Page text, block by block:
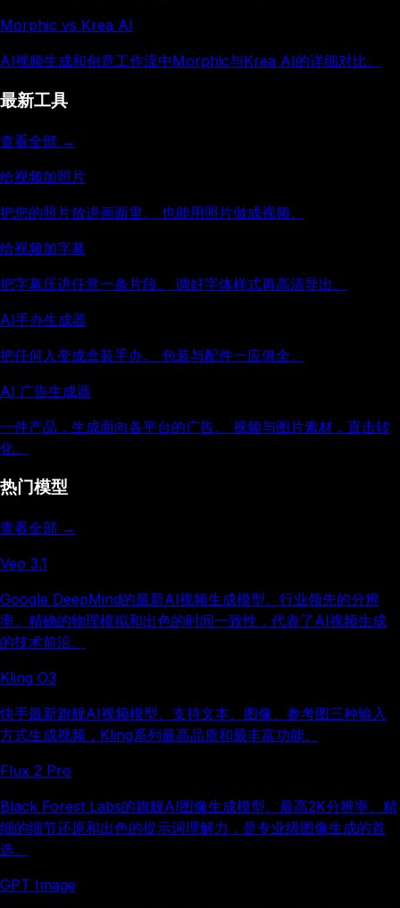
Morphic vs Krea AI
AI视频生成和创意工作流中Morphic与Krea AI的详细对比。
最新工具
查看全部 →
给视频加照片
把您的照片放进画面里。 也能用照片做成视频。
给视频加字幕
把字幕压进任意一条片段。 调好字体样式再高清导出。
AI手办生成器
把任何人变成盒装手办。 包装与配件一应俱全。
AI 广告生成器
一件产品，生成面向各平台的广告。 视频与图片素材，直击转
化。
热门模型
查看全部 →
Veo 3.1
Google DeepMind的最新AI视频生成模型。行业领先的分辨
率、精确的物理模拟和出色的时间一致性，代表了AI视频生成
的技术前沿。
Kling O3
快手最新旗舰AI视频模型。支持文本、图像、参考图三种输入
方式生成视频，Kling系列最高品质和最丰富功能。
Flux 2 Pro
Black Forest Labs的旗舰AI图像生成模型。最高2K分辨率、精
细的细节还原和出色的提示词理解力，是专业级图像生成的首
选。
GPT Image